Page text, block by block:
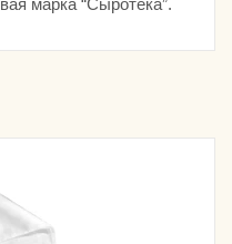
марка “Сыротека”.